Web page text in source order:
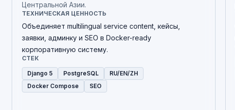
Центральной Азии.
ТЕХНИЧЕСКАЯ ЦЕННОСТЬ
Объединяет multilingual service content, кейсы,
заявки, админку и SEO в Docker-ready
корпоративную систему.
СТЕК
Django 5 PostgreSQL
RU/EN/ZH
Docker Compose
SEO